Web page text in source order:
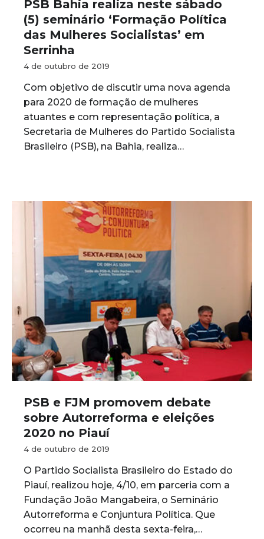
PSB Bahia realiza neste sábado
(5) seminário ‘Formação Política
das Mulheres Socialistas’ em
Serrinha
4 de outubro de 2019
Com objetivo de discutir uma nova agenda
para 2020 de formação de mulheres
atuantes e com representação política, a
Secretaria de Mulheres do Partido Socialista
Brasileiro (PSB), na Bahia, realiza…
PSB e FJM promovem debate
sobre Autorreforma e eleições
2020 no Piauí
4 de outubro de 2019
O Partido Socialista Brasileiro do Estado do
Piauí, realizou hoje, 4/10, em parceria com a
Fundação João Mangabeira, o Seminário
Autorreforma e Conjuntura Política. Que
ocorreu na manhã desta sexta-feira,…